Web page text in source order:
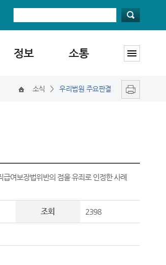
정보 소통
소식 > 우리법원 주요판결
여보장법위반의 점을 유죄로 인정한 사례
조회 2398